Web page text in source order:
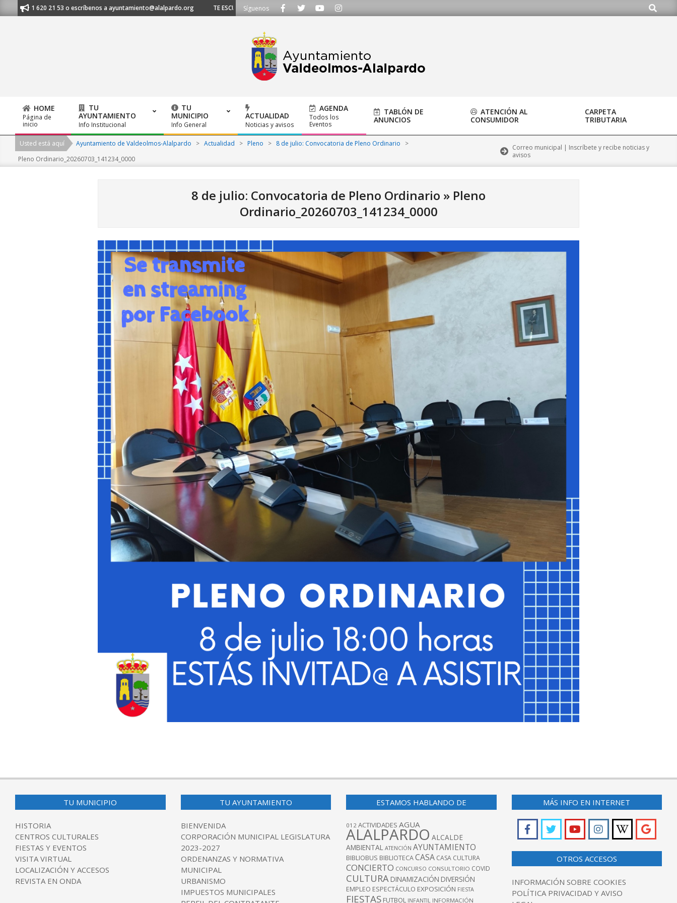
to
al 91 620 21 53 o escríbenos a ayuntamiento@alalpardo.org TE ESCUCHAMOS - Llámanos al 91 620 21 53 o escríbenos a ayuntamiento@alalpardo.org
Síguenos Buscar
Primary
Navigation
Menu
HOME
Página de
inicio
TU
AYUNTAMIENTO
Info Institucional
TU
MUNICIPIO
Info General
ACTUALIDAD
Noticias y avisos
AGENDA
Todos los
Eventos
TABLÓN DE
ANUNCIOS
ATENCIÓN AL
CONSUMIDOR
CARPETA
TRIBUTARIA
Usted está aquí Ayuntamiento de Valdeolmos-Alalpardo > Actualidad > Pleno > 8 de julio: Convocatoria de Pleno Ordinario
>
Pleno Ordinario_20260703_141234_0000
Correo municipal | Inscríbete y recibe noticias y
avisos
8 de julio: Convocatoria de Pleno Ordinario » Pleno
Ordinario_20260703_141234_0000
TU MUNICIPIO
HISTORIA
CENTROS CULTURALES
FIESTAS Y EVENTOS
VISITA VIRTUAL
LOCALIZACIÓN Y ACCESOS
REVISTA EN ONDA
TU AYUNTAMIENTO
BIENVENIDA
CORPORACIÓN MUNICIPAL LEGISLATURA
2023-2027
ORDENANZAS Y NORMATIVA
MUNICIPAL
URBANISMO
IMPUESTOS MUNICIPALES
ESTAMOS HABLANDO DE
012 ACTIVIDADES AGUA
ALALPARDO ALCALDE
AMBIENTAL ATENCIÓN AYUNTAMIENTO
BIBLIOBUS BIBLIOTECACASA CASA CULTURA
CONCIERTO CONCURSO CONSULTORIO COVID
CULTURA DINAMIZACIÓN DIVERSIÓN
EMPLEO ESPECTÁCULO EXPOSICIÓN FIESTA
FIESTAS FUTBOL INFANTIL INFORMACIÓN
MÁS INFO EN INTERNET
OTROS ACCESOS
INFORMACIÓN SOBRE COOKIES
POLÍTICA PRIVACIDAD Y AVISO